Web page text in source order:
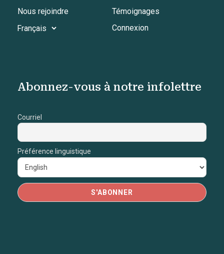
Nous rejoindre
Témoignages
Connexion
Abonnez-vous à notre infolettre
Courriel
Préférence linguistique